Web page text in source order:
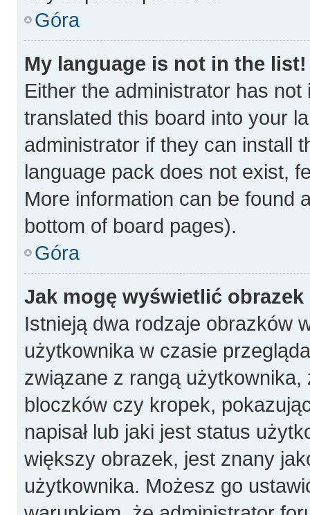
Góra
My language is not in the list!
Either the administrator has
translated this board into your
administrator if they can install
language pack does not exist,
More information can be found
bottom of board pages).
Góra
Jak mogę wyświetlić
Istnieją dwa rodzaje obrazków
użytkownika w czasie
związane z rangą
bloczków czy kropek,
napisał lub jaki jest status
większy obrazek, jest znany
użytkownika. Możesz go